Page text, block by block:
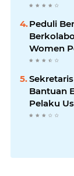
Peduli
Women
Bantuan
Padang
Bantuan
Pelaku